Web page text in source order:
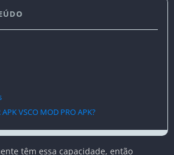
VSCO MOD PRO APK?
têm essa capacidade, então